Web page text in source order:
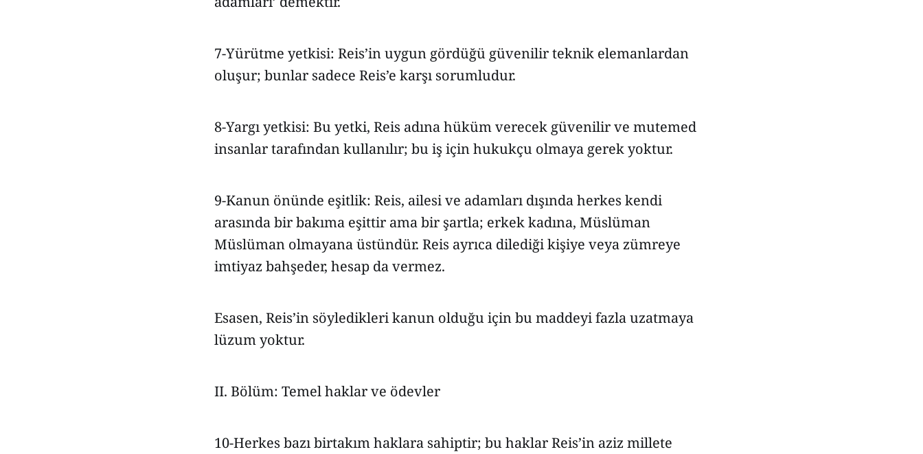
7-Yürütme yetkisi: Reis’in uygun gördüğü güvenilir teknik elemanlardan
oluşur; bunlar sadece Reis’e karşı sorumludur.
8-Yargı yetkisi: Bu yetki, Reis adına hüküm verecek güvenilir ve mutemed
insanlar tarafından kullanılır; bu iş için hukukçu olmaya gerek yoktur.
9-Kanun önünde eşitlik: Reis, ailesi ve adamları dışında herkes kendi
arasında bir bakıma eşittir ama bir şartla; erkek kadına, Müslüman
Müslüman olmayana üstündür. Reis ayrıca dilediği kişiye veya zümreye
imtiyaz bahşeder, hesap da vermez.
Esasen, Reis’in söyledikleri kanun olduğu için bu maddeyi fazla uzatmaya
lüzum yoktur.
II. Bölüm: Temel haklar ve ödevler
10-Herkes bazı birtakım haklara sahiptir; bu haklar Reis’in aziz millete